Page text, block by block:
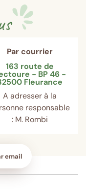
Par courrier
163 route de
- BP 46 -
Fleurance
A adresser à la
responsable
: M. Rombi
email